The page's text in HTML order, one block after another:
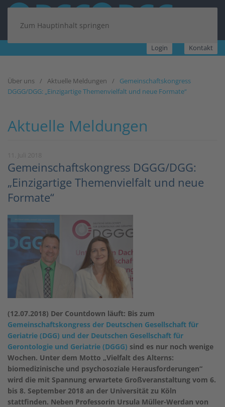
Zum Hauptinhalt springen
Login Kontakt
Über uns Aktuelle Meldungen
Gemeinschaftskongress
DGGG/DGG: „Einzigartige Themenvielfalt und neue Formate“
Aktuelle Meldungen
Gemeinschaftskongress DGGG/DGG:
„Einzigartige Themenvielfalt und neue
Formate“
(12.07.2018) Der Countdown läuft: Bis zum
Gemeinschaftskongress der Deutschen Gesellschaft für
Geriatrie (DGG) und der Deutschen Gesellschaft für
Gerontologie und Geriatrie (DGGG) sind es nur noch wenige
Wochen. Unter dem Motto „Vielfalt des Alterns:
biomedizinische und psychosoziale Herausforderungen“
wird die mit Spannung erwartete Großveranstaltung vom 6.
bis 8. September 2018 an der Universität zu Köln
stattfinden. Neben Professorin Ursula Müller-Werdan von